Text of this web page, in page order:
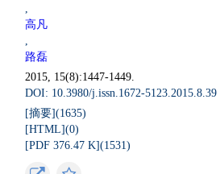
,
高凡
,
路磊
2015, 15(8):1447-1449.
DOI: 10.3980/j.issn.1672-5123.2015.8.39
[摘要](1635)
[HTML](0)
[PDF 376.47 K](1531)